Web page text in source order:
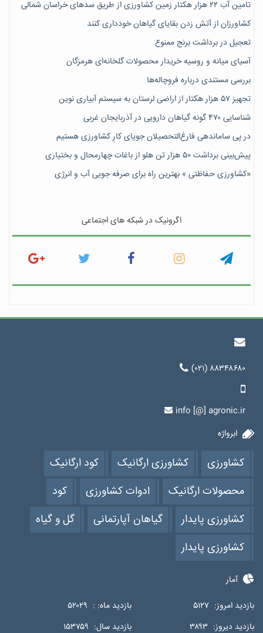
تامین آب ۲۲ هزار هکتار زمین کشاورزی از طریق سدهای خراسان شمالی
کشاورزان از آتش زدن بقایای گیاهان خودداری کنند
تعجیل در برداشت برنج ممنوع
آسیای میانه و روسیه خریدار محصولات گلخانه‌ای هرمزگان
بررسی مستندی درباره فروچاله‌ها
تجهیز ۵۷ هزار هکتار از اراضی لرستان به سیستم آبیاری نوین
شناسایی ۴۷٠ گونه گیاهان دارویی در آذربایجان غربی
در پی ساماندهی فارغ‌التحصیلان جویای کارِ کشاورزی هستیم
پیش‎‌بینی برداشت ۵۰ هزار تن هلو از باغات چهارمحال و بختیاری
«کشاورزی حفاظتی » بهترین راه برای صرفه جویی آب و انرژی
اگرونیک در شبکه های اجتماعی
(۰۲۱) ۸۸۳۴۸۶۸۰
info [@] agronic.ir
ابرواژه
کشاورزی کشاورزی ارگانیک
کود ارگانیک
محصولات ارگانیک
ادوات کشاورزی
کود
کشاورزی پایدار
گیاهان آپارتمانی
گل و گیاه
کشاورزی پایدار
آمار
بازدید امروز: ۵۱۲۷ بازدید ماه: : ۵۲۰۲۹
بازدید دیروز: ۳۸۹۳ بازدید سال: ۱۵۳۷۵۹